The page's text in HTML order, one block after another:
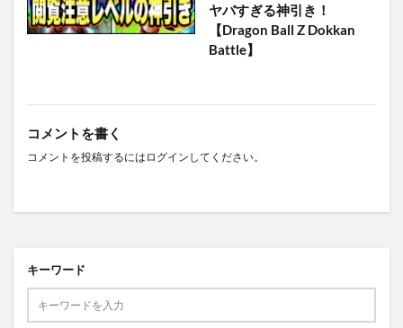
ヤバすぎる神引き！
【Dragon Ball Z Dokkan
Battle】
コメントを書く
コメントを投稿するには ログイン してください。
キーワード